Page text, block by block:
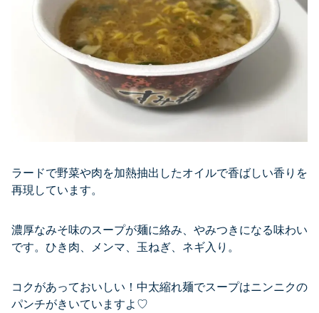
ラードで野菜や肉を加熱抽出したオイルで香ばしい香りを
再現しています。
濃厚なみそ味のスープが麺に絡み、やみつきになる味わい
です。ひき肉、メンマ、玉ねぎ、ネギ入り。
コクがあっておいしい！中太縮れ麺でスープはニンニクの
パンチがきいていますよ♡